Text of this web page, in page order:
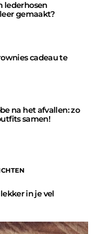
lederhosen
gemaakt?
cadeau te
na het afvallen: zo
samen!
in je vel